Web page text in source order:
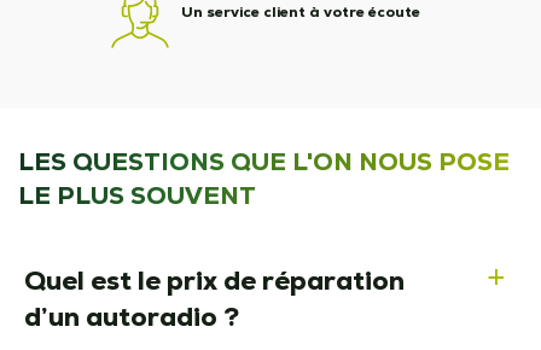
Un service client à votre écoute
LES QUESTIONS QUE L'ON NOUS POSE
LE PLUS SOUVENT
a
Quel est le prix de réparation
d’un autoradio ?